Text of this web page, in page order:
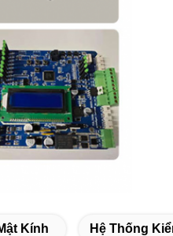
Kính Hệ Thống